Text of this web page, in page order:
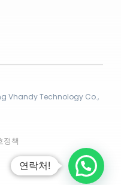
Vhandy Technology Co.,
정책
연락처!